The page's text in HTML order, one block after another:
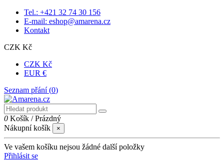
Tel.: +421 32 74 30 156
E-mail: eshop@amarena.cz
Kontakt
CZK Kč
CZK Kč
EUR €
Seznam přání (0)
0 Košík /Prázdný
Nákupní košík
×
Ve vašem košíku nejsou žádné další položky
Přihlásit se